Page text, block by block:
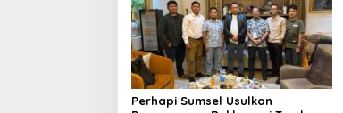
Perhapi Sumsel Usulkan